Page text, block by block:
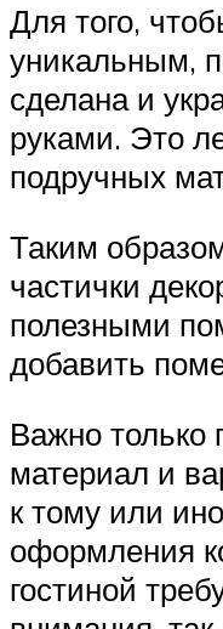
Для того,
уникальным,
сделана и
руками. Это
подручных
Таким
частички
полезными
добавить
Важно только
материал и
к тому или
оформления
гостиной